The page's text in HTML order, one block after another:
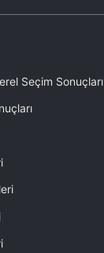
Seçim Sonuçları